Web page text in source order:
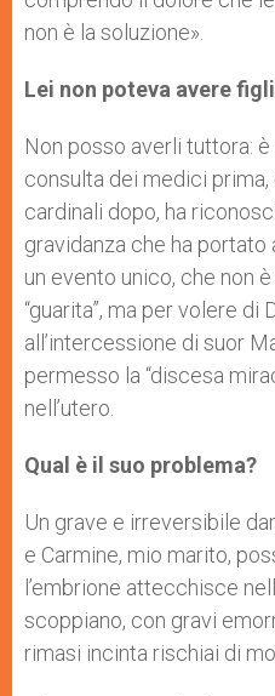
non è la soluzione».
Lei non poteva avere
Non posso averli tuttora:
consulta dei medici
cardinali dopo, ha
gravidanza che ha
un evento unico, che non
“guarita”, ma per volere di
all’intercessione di suor
permesso la “discesa
nell’utero.
Qual è il suo problema?
Un grave e irreversibile
e Carmine, mio marito,
l’embrione attecchisce
scoppiano, con gravi
rimasi incinta rischiai di